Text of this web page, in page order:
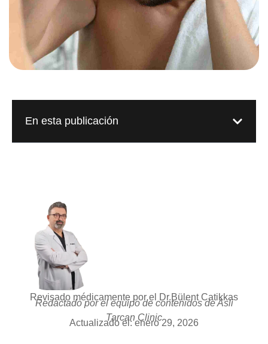
En esta publicación
Revisado médicamente por el Dr.Bülent Catikkas
Redactado por el equipo de contenidos de Asli
Tarcan Clinic
Actualizado el: enero 29, 2026